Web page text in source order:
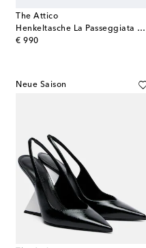
The Attico
Henkeltasche La Passeggiata Mini aus Denim
€ 990
original price
Neue Saison